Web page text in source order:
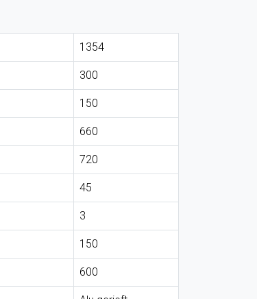
1354
300
150
660
720
45
3
150
600